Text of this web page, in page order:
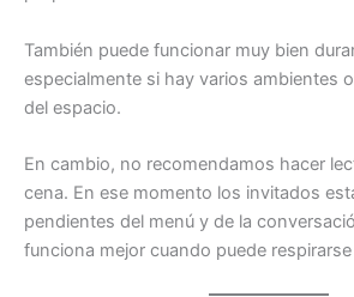
También puede funcionar muy bien
especialmente si hay varios ambientes
del espacio.
En cambio, no recomendamos hacer
cena. En ese momento los invitados
pendientes del menú y de la
funciona mejor cuando puede